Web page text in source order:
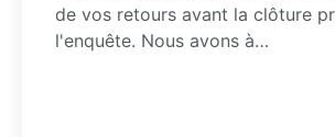
de vos retours avant la clôture
l'enquête. Nous avons à…